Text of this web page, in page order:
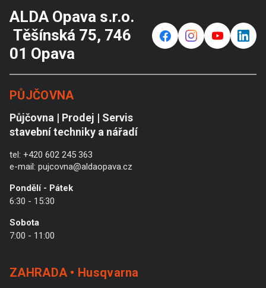
ALDA Opava s.r.o.
Těšínská 75, 746
01 Opava
f ⌁ y in
PŮJČOVNA
Půjčovna | Prodej | Servis
stavební techniky a nářadí
tel: +420 602 245 363
e-mail: pujcovna@aldaopava.cz
Pondělí - Pátek
6:30 - 15:30
Sobota
7:00 - 11:00
ZAHRADA • Husqvarna